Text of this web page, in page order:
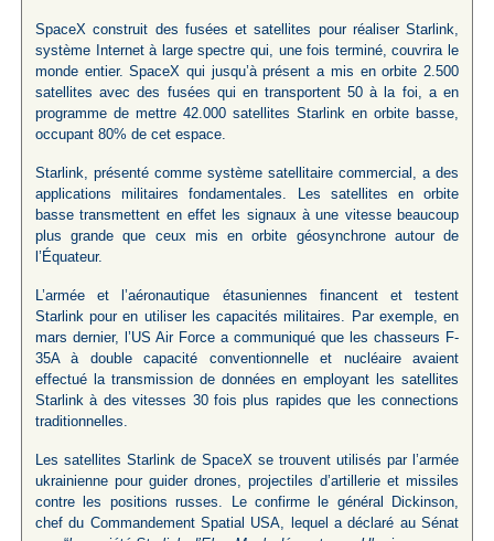
SpaceX construit des fusées et satellites pour réaliser Starlink,
système Internet à large spectre qui, une fois terminé, couvrira le
monde entier. SpaceX qui jusqu’à présent a mis en orbite 2.500
satellites avec des fusées qui en transportent 50 à la foi, a en
programme de mettre 42.000 satellites Starlink en orbite basse,
occupant 80% de cet espace.
Starlink, présenté comme système satellitaire commercial, a des
applications militaires fondamentales. Les satellites en orbite
basse transmettent en effet les signaux à une vitesse beaucoup
plus grande que ceux mis en orbite géosynchrone autour de
l’Équateur.
L’armée et l’aéronautique étasuniennes financent et testent
Starlink pour en utiliser les capacités militaires. Par exemple, en
mars dernier, l’US Air Force a communiqué que les chasseurs F-
35A à double capacité conventionnelle et nucléaire avaient
effectué la transmission de données en employant les satellites
Starlink à des vitesses 30 fois plus rapides que les connections
traditionnelles.
Les satellites Starlink de SpaceX se trouvent utilisés par l’armée
ukrainienne pour guider drones, projectiles d’artillerie et missiles
contre les positions russes. Le confirme le général Dickinson,
chef du Commandement Spatial USA, lequel a déclaré au Sénat